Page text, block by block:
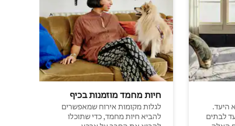
היעד.
לבתים
חיות מחמד מוזמנות בכיף
לגלות מקומות אירוח שמאפשרים
להביא חיות מחמד, כדי שתוכלו